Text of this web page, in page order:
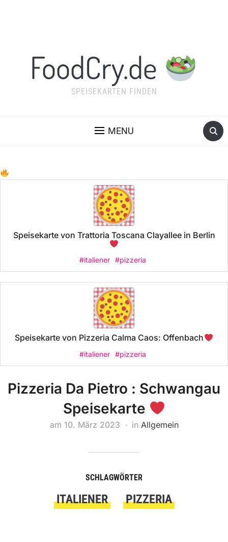
FoodCry.de
SPEISEKARTEN FINDEN
MENU
Speisekarte von Trattoria Toscana Clayallee in Berlin
#italiener #pizzeria
Speisekarte von Pizzeria Calma Caos: Offenbach
#italiener #pizzeria
Pizzeria Da Pietro : Schwangau
Speisekarte
am 10. März 2023 in Allgemein
SCHLAGWÖRTER
ITALIENER PIZZERIA